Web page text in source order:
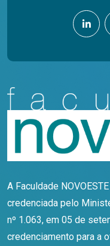
A Faculdade
credenciada pelo
nº 1.063, em 05 de
credenciamento para a